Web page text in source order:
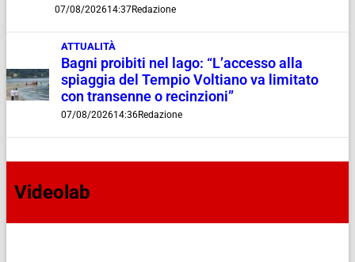
07/08/202614:37Redazione
ATTUALITÀ
Bagni proibiti nel lago: “L’accesso alla
spiaggia del Tempio Voltiano va limitato
con transenne o recinzioni”
07/08/202614:36Redazione
Videolab